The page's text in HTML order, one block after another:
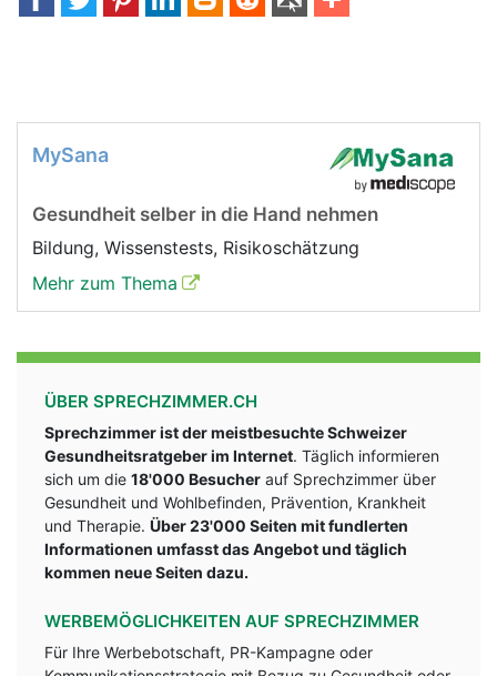
MySana
Gesundheit selber in die Hand nehmen
Bildung, Wissenstests, Risikoschätzung
Mehr zum Thema
ÜBER SPRECHZIMMER.CH
Sprechzimmer ist der meistbesuchte Schweizer
Gesundheitsratgeber im Internet. Täglich informieren
sich um die 18'000 Besucher auf Sprechzimmer über
Gesundheit und Wohlbefinden, Prävention, Krankheit
und Therapie. Über 23'000 Seiten mit fundlerten
Informationen umfasst das Angebot und täglich
kommen neue Seiten dazu.
WERBEMÖGLICHKEITEN AUF SPRECHZIMMER
Für Ihre Werbebotschaft, PR-Kampagne oder